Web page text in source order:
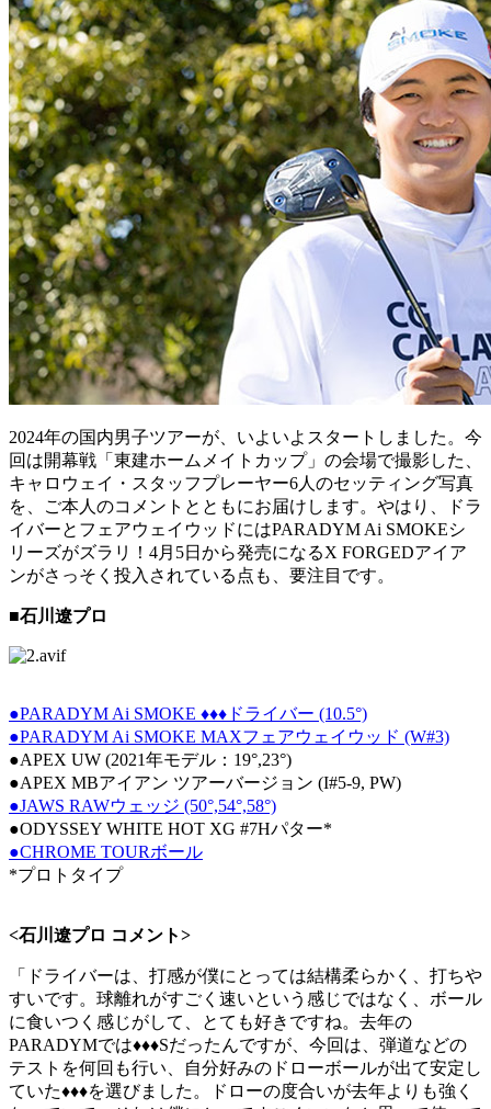
2024年の国内男子ツアーが、いよいよスタートしました。今
回は開幕戦「東建ホームメイトカップ」の会場で撮影した、
キャロウェイ・スタッフプレーヤー6人のセッティング写真
を、ご本人のコメントとともにお届けします。やはり、ドラ
イバーとフェアウェイウッドにはPARADYM Ai SMOKEシ
リーズがズラリ！4月5日から発売になるX FORGEDアイア
ンがさっそく投入されている点も、要注目です。
■石川遼プロ
●PARADYM Ai SMOKE ♦♦♦ドライバー (10.5°)
●PARADYM Ai SMOKE MAXフェアウェイウッド (W#3)
●APEX UW (2021年モデル：19°,23°)
●APEX MBアイアン ツアーバージョン (I#5-9, PW)
●JAWS RAWウェッジ (50°,54°,58°)
●ODYSSEY WHITE HOT XG #7Hパター*
●CHROME TOURボール
*プロトタイプ
<石川遼プロ コメント>
「ドライバーは、打感が僕にとっては結構柔らかく、打ちや
すいです。球離れがすごく速いという感じではなく、ボール
に食いつく感じがして、とても好きですね。去年の
PARADYMでは♦♦♦Sだったんですが、今回は、弾道などの
テストを何回も行い、自分好みのドローボールが出て安定し
ていた♦♦♦を選びました。ドローの度合いが去年よりも強く